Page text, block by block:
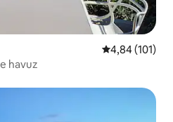
5 üzerinden
4,84 (101)
havuz